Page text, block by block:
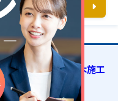
求人詳細を見る
新築工事・2級土木施工
2026/09/01